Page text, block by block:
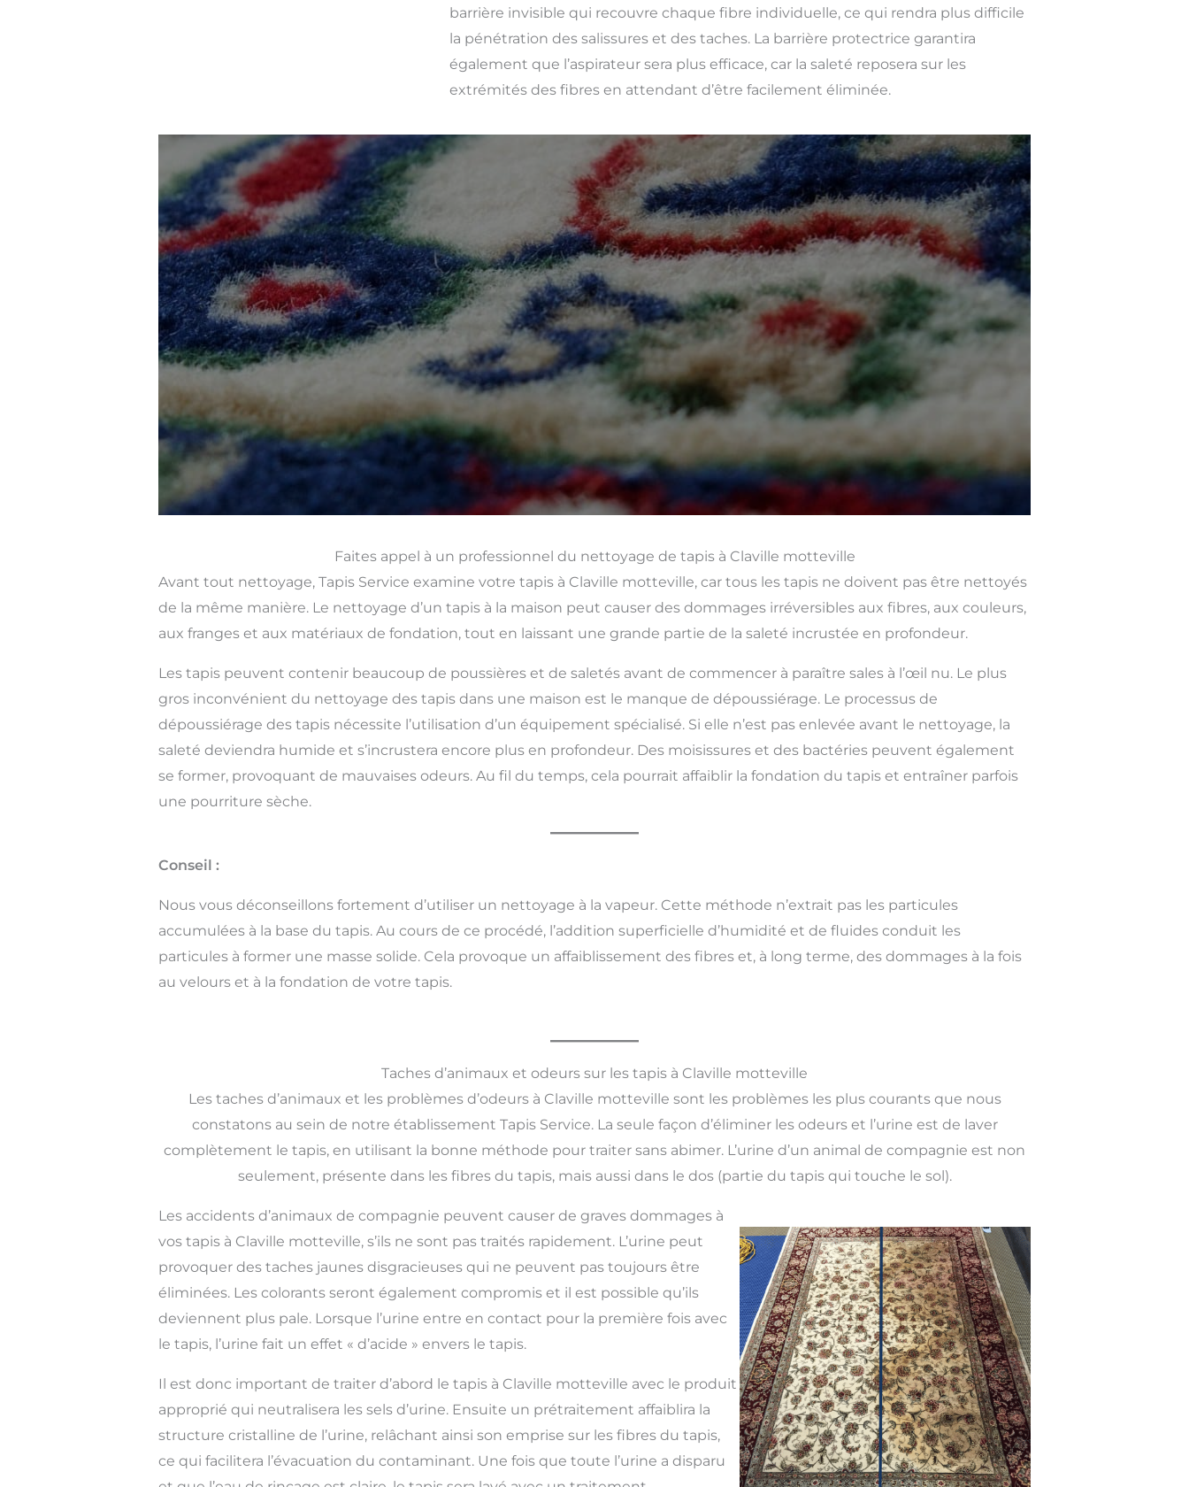
barrière invisible qui recouvre chaque fibre individuelle, ce qui rendra plus difficile
la pénétration des salissures et des taches. La barrière protectrice garantira
également que l’aspirateur sera plus efficace, car la saleté reposera sur les
extrémités des fibres en attendant d’être facilement éliminée.
Faites appel à un professionnel du nettoyage de tapis à Claville motteville
Avant tout nettoyage, Tapis Service examine votre tapis à Claville motteville, car tous les tapis ne doivent pas être nettoyés
de la même manière. Le nettoyage d’un tapis à la maison peut causer des dommages irréversibles aux fibres, aux couleurs,
aux franges et aux matériaux de fondation, tout en laissant une grande partie de la saleté incrustée en profondeur.
Les tapis peuvent contenir beaucoup de poussières et de saletés avant de commencer à paraître sales à l’œil nu. Le plus
gros inconvénient du nettoyage des tapis dans une maison est le manque de dépoussiérage. Le processus de
dépoussiérage des tapis nécessite l’utilisation d’un équipement spécialisé. Si elle n’est pas enlevée avant le nettoyage, la
saleté deviendra humide et s’incrustera encore plus en profondeur. Des moisissures et des bactéries peuvent également
se former, provoquant de mauvaises odeurs. Au fil du temps, cela pourrait affaiblir la fondation du tapis et entraîner parfois
une pourriture sèche.
Conseil :
Nous vous déconseillons fortement d’utiliser un nettoyage à la vapeur. Cette méthode n’extrait pas les particules
accumulées à la base du tapis. Au cours de ce procédé, l’addition superficielle d’humidité et de fluides conduit les
particules à former une masse solide. Cela provoque un affaiblissement des fibres et, à long terme, des dommages à la fois
au velours et à la fondation de votre tapis.
Taches d’animaux et odeurs sur les tapis à Claville motteville
Les taches d’animaux et les problèmes d’odeurs à Claville motteville sont les problèmes les plus courants que nous
constatons au sein de notre établissement Tapis Service. La seule façon d’éliminer les odeurs et l’urine est de laver
complètement le tapis, en utilisant la bonne méthode pour traiter sans abimer. L’urine d’un animal de compagnie est non
seulement, présente dans les fibres du tapis, mais aussi dans le dos (partie du tapis qui touche le sol).
Les accidents d’animaux de compagnie peuvent causer de graves dommages à
vos tapis à Claville motteville, s’ils ne sont pas traités rapidement. L’urine peut
provoquer des taches jaunes disgracieuses qui ne peuvent pas toujours être
éliminées. Les colorants seront également compromis et il est possible qu’ils
deviennent plus pale. Lorsque l’urine entre en contact pour la première fois avec
le tapis, l’urine fait un effet « d’acide » envers le tapis.
Il est donc important de traiter d’abord le tapis à Claville motteville avec le produit
approprié qui neutralisera les sels d’urine. Ensuite un prétraitement affaiblira la
structure cristalline de l’urine, relâchant ainsi son emprise sur les fibres du tapis,
ce qui facilitera l’évacuation du contaminant. Une fois que toute l’urine a disparu